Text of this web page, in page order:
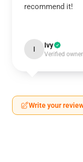
recommend it!
I Ivy
Verified owner
Write your